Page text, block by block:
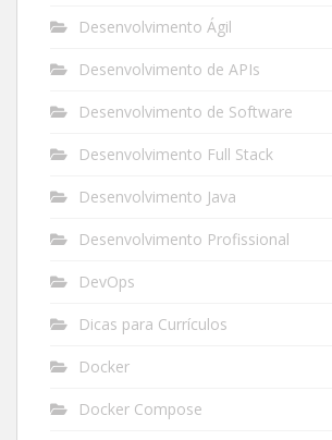
Desenvolvimento Ágil
Desenvolvimento de APIs
Desenvolvimento de Software
Desenvolvimento Full Stack
Desenvolvimento Java
Desenvolvimento Profissional
DevOps
Dicas para Currículos
Docker
Docker Compose